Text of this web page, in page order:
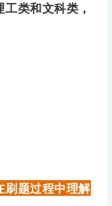
类和文科类，
刷题过程中理解